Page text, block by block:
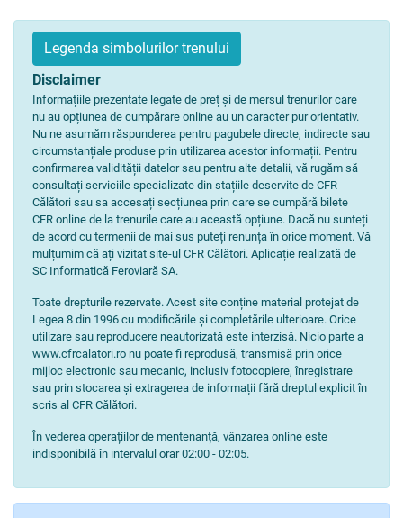
Legenda simbolurilor trenului
Disclaimer
Informațiile prezentate legate de preț și de mersul trenurilor care
nu au opțiunea de cumpărare online au un caracter pur orientativ.
Nu ne asumăm răspunderea pentru pagubele directe, indirecte sau
circumstanțiale produse prin utilizarea acestor informații. Pentru
confirmarea validității datelor sau pentru alte detalii, vă rugăm să
consultați serviciile specializate din stațiile deservite de CFR
Călători sau sa accesați secțiunea prin care se cumpără bilete
CFR online de la trenurile care au această opțiune. Dacă nu sunteți
de acord cu termenii de mai sus puteți renunța în orice moment. Vă
mulțumim că ați vizitat site-ul CFR Călători. Aplicație realizată de
SC Informatică Feroviară SA.
Toate drepturile rezervate. Acest site conține material protejat de
Legea 8 din 1996 cu modificările și completările ulterioare. Orice
utilizare sau reproducere neautorizată este interzisă. Nicio parte a
www.cfrcalatori.ro nu poate fi reprodusă, transmisă prin orice
mijloc electronic sau mecanic, inclusiv fotocopiere, înregistrare
sau prin stocarea și extragerea de informații fără dreptul explicit în
scris al CFR Călători.
În vederea operațiilor de mentenanță, vânzarea online este
indisponibilă în intervalul orar 02:00 - 02:05.